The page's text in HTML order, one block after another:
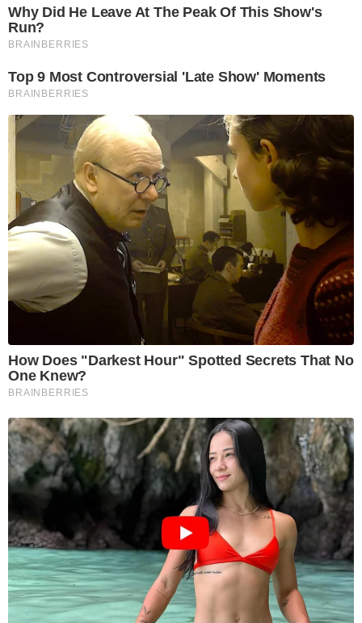
Why Did He Leave At The Peak Of This Show's
Run?
BRAINBERRIES
Top 9 Most Controversial 'Late Show' Moments
BRAINBERRIES
How Does "Darkest Hour" Spotted Secrets That No
One Knew?
BRAINBERRIES